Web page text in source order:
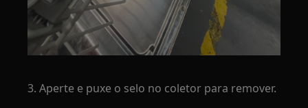
3. Aperte e puxe o selo no coletor para remover.